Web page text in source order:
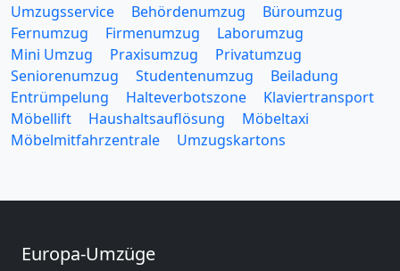
Umzugsservice Behördenumzug
Büroumzug
Fernumzug
Firmenumzug
Laborumzug
Mini Umzug
Praxisumzug
Privatumzug
Seniorenumzug
Studentenumzug
Beiladung
Entrümpelung
Halteverbotszone
Klaviertransport
Möbellift
Haushaltsauflösung
Möbeltaxi
Möbelmitfahrzentrale
Umzugskartons
Europa-Umzüge